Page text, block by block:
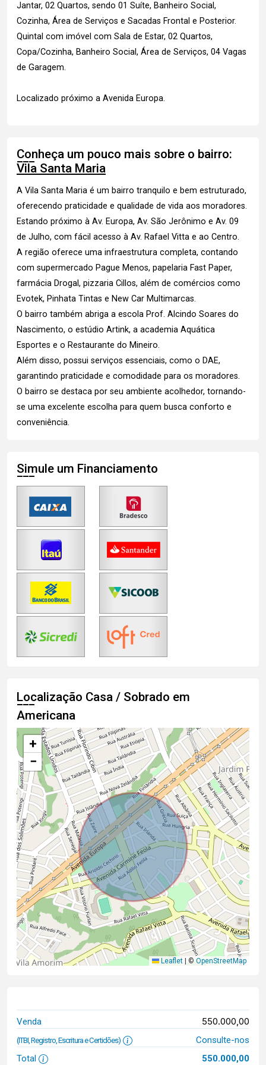
Jantar, 02 Quartos, sendo 01 Suíte, Banheiro Social,
Cozinha, Área de Serviços e Sacadas Frontal e Posterior.
Quintal com imóvel com Sala de Estar, 02 Quartos,
Copa/Cozinha, Banheiro Social, Área de Serviços, 04 Vagas
de Garagem.
Localizado próximo a Avenida Europa.
Conheça um pouco mais sobre o bairro:
Vila Santa Maria
A Vila Santa Maria é um bairro tranquilo e bem estruturado,
oferecendo praticidade e qualidade de vida aos moradores.
Estando próximo à Av. Europa, Av. São Jerônimo e Av. 09
de Julho, com fácil acesso à Av. Rafael Vitta e ao Centro.
A região oferece uma infraestrutura completa, contando
com supermercado Pague Menos, papelaria Fast Paper,
farmácia Drogal, pizzaria Cillos, além de comércios como
Evotek, Pinhata Tintas e New Car Multimarcas.
O bairro também abriga a escola Prof. Alcindo Soares do
Nascimento, o estúdio Artink, a academia Aquática
Esportes e o Restaurante do Mineiro.
Além disso, possui serviços essenciais, como o DAE,
garantindo praticidade e comodidade para os moradores.
O bairro se destaca por seu ambiente acolhedor, tornando-
se uma excelente escolha para quem busca conforto e
conveniência.
Simule um Financiamento
Localização Casa / Sobrado em
Americana
+
−
Leaflet © OpenStreetMap
Venda 550.000,00
(ITBI, Registro, Escritura e Certidões)
Consulte-nos
Total
550.000,00